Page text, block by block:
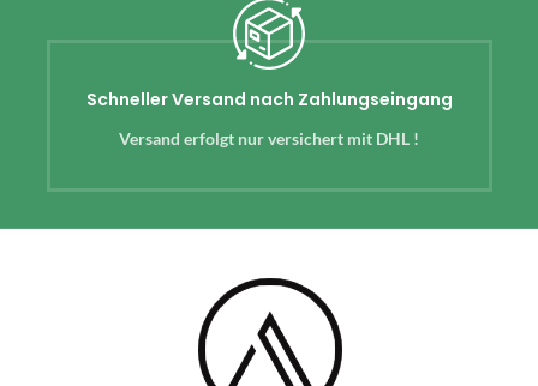
Schneller Versand nach Zahlungseingang
Versand erfolgt nur versichert mit DHL !